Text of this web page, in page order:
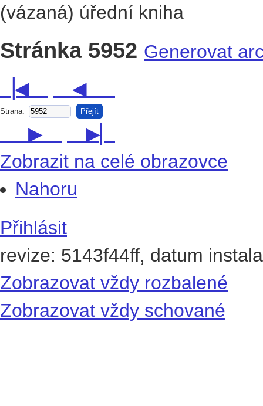
(vázaná) úřední kniha
Stránka 5952 Generovat
▕◀
◀
Strana: Přejít
▶
▶▏
Zobrazit na celé obrazovce
Nahoru
Přihlásit
revize: 5143f44ff, datum
Zobrazovat vždy rozbalené
Zobrazovat vždy schované